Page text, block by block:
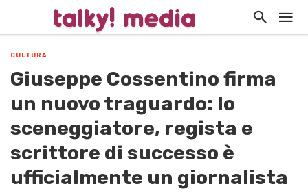
CULTURA
Giuseppe Cossentino firma
un nuovo traguardo: lo
sceneggiatore, regista e
scrittore di successo è
ufficialmente un giornalista